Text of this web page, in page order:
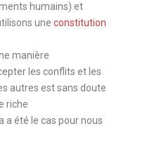
humains) et
une constitution
manière
les conflits et les
autres est sans doute
riche
a été le cas pour nous